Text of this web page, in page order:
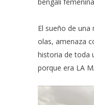
El sueño de una
olas, amenaza
historia de toda
porque era LA